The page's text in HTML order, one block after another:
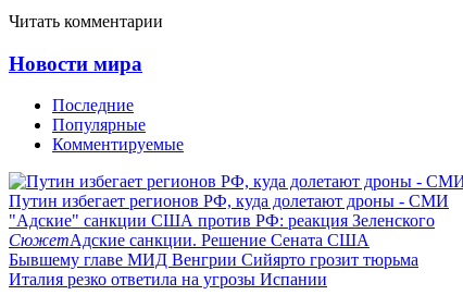
Читать комментарии
Новости мира
Последние
Популярные
Комментируемые
Путин избегает регионов РФ, куда долетают дроны - СМИ
"Адские" санкции США против РФ: реакция Зеленского
СюжетАдские санкции. Решение Сената США
Бывшему главе МИД Венгрии Сийярто грозит тюрьма
Италия резко ответила на угрозы Испании